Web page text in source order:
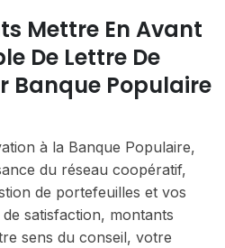
Mettre En Avant
De Lettre De
Banque Populaire
à la Banque Populaire,
du réseau coopératif,
de portefeuilles et vos
satisfaction, montants
sens du conseil, votre